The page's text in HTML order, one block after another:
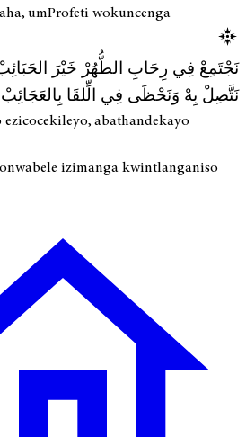
umProfeti wokuncenga
نَجْتَمِعْ فِي رِحَابِ الطُّهُرْ خَيْرَ
نَتَّصِلْ بِهْ وَنَحْظَى فِي الِّلقَا بِالعَجَائِبْ
abathandekayo
izimanga kwintlanganiso